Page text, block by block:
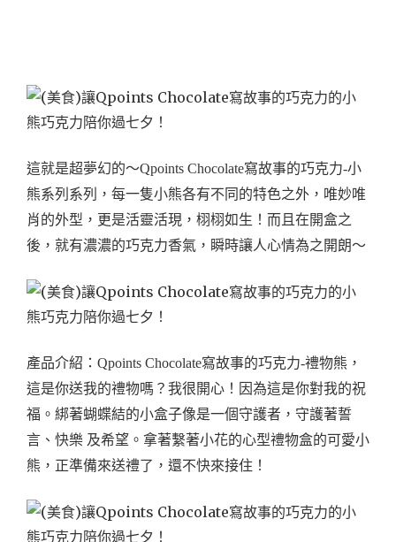
這就是超夢幻的～Qpoints Chocolate寫故事的巧克力-小
熊系列系列，每一隻小熊各有不同的特色之外，唯妙唯
肖的外型，更是活靈活現，栩栩如生！ 而且在開盒之
後，就有濃濃的巧克力香氣，瞬時讓人心情為之開朗～
產品介紹： Qpoints Chocolate寫故事的巧克力-禮物熊，
這是你送我的禮物嗎？我很開心！因為這是你對我的祝
福。綁著蝴蝶結的小盒子像是一個守護者，守護著誓
言、快樂 及希望。拿著繫著小花的心型禮物盒的可愛小
熊，正準備來送禮了，還不快來接住！